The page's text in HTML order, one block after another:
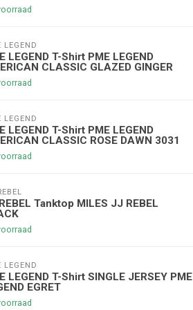
LEGEND
LEGEND T-Shirt PME LEGEND
CLASSIC GLAZED GINGER
LEGEND
LEGEND T-Shirt PME LEGEND
CLASSIC ROSE DAWN 3031
Tanktop MILES JJ REBEL
LEGEND
LEGEND T-Shirt SINGLE JERSEY PME
EGRET
bestelling
van €45,00